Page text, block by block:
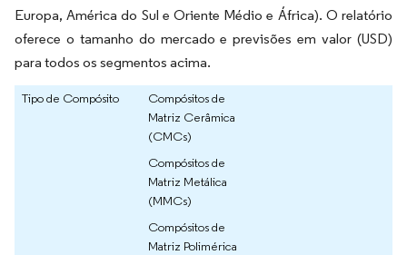
Europa, América do Sul e Oriente Médio e África). O relatório
oferece o tamanho do mercado e previsões em valor (USD)
para todos os segmentos acima.
Tipo de Compósito
Compósitos de
Matriz Cerâmica
(CMCs)
Compósitos de
Matriz Metálica
(MMCs)
Compósitos de
Matriz Polimérica